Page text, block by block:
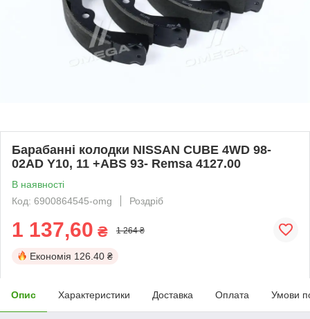
Барабанні колодки NISSAN CUBE 4WD 98-
02AD Y10, 11 +ABS 93- Remsa 4127.00
В наявності
Код: 6900864545-omg
Роздріб
1 137,60 ₴ 1 264 ₴
Економія 126.40 ₴
Опис Характеристики Доставка Оплата Умови